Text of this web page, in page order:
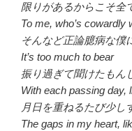
限りがあるからこそ全
To me, who’s cowardly
そんなど正論臆病な僕
It’s too much to bear
振り過ぎて聞けたもん
With each passing day,
月日を重ねるたび少し
The gaps in my heart,